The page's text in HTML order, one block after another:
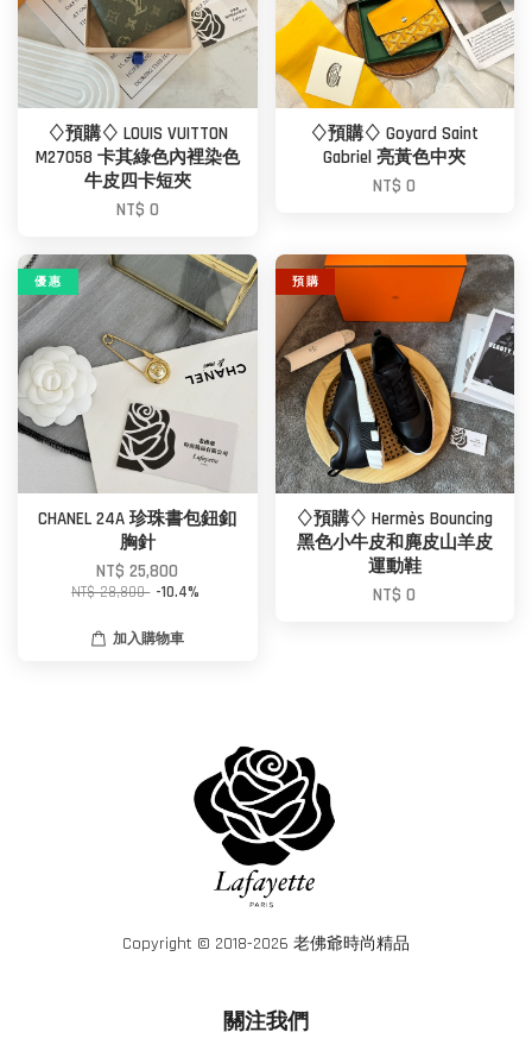
♢預購♢ LOUIS VUITTON
M27058 卡其綠色內裡染色
牛皮四卡短夾
NT$ 0
♢預購♢ Goyard Saint
Gabriel 亮黃色中夾
NT$ 0
優 惠
CHANEL 24A 珍珠書包鈕釦
胸針
NT$ 25,800
NT$ 28,800 -10.4%
加入購物車
預 購
♢預購♢ Hermès Bouncing
黑色小牛皮和麂皮山羊皮
運動鞋
NT$ 0
Copyright © 2018-2026 老佛爺時尚精品
關注我們